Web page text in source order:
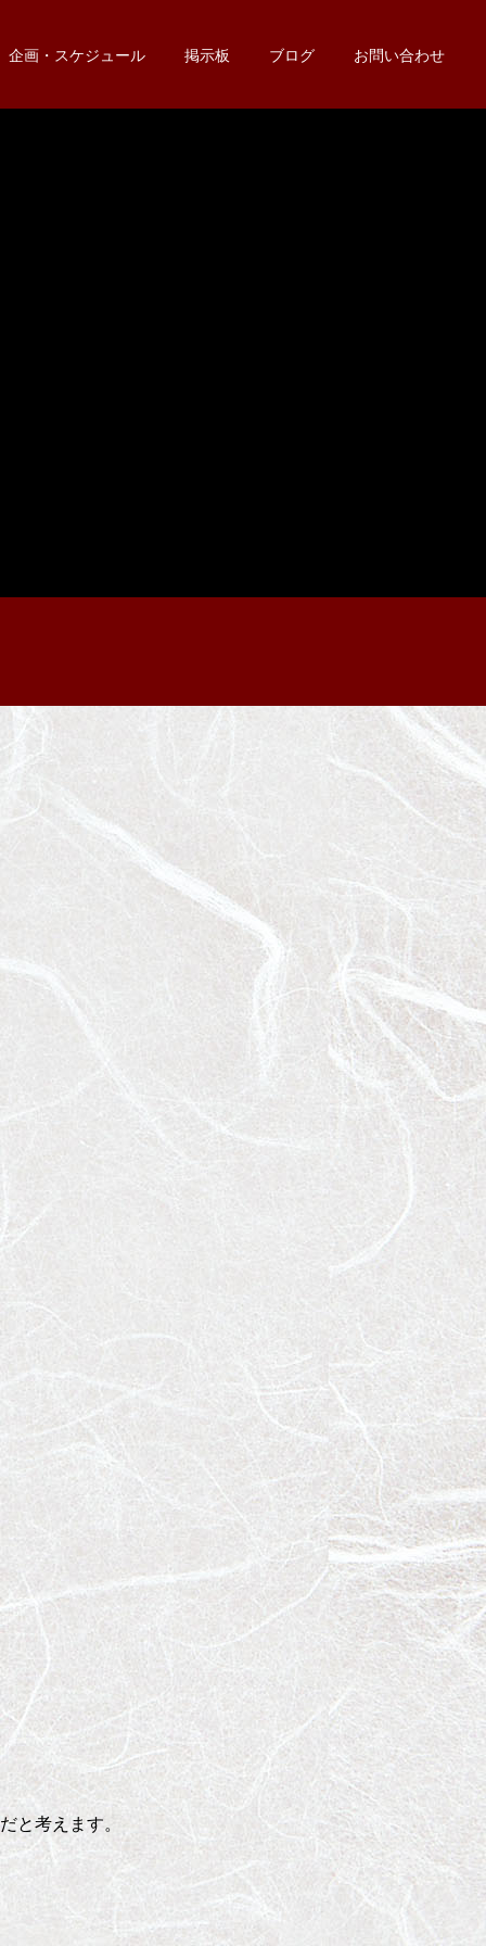
企画・スケジュール 掲示板 ブログ お問い合わせ
と考えます。